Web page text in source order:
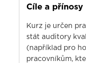
Cíle a přínosy
Kurz je určen
stát auditory
(například pro
pracovníkům,